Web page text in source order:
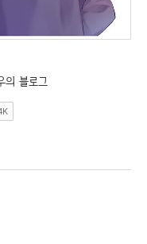
의 블로그